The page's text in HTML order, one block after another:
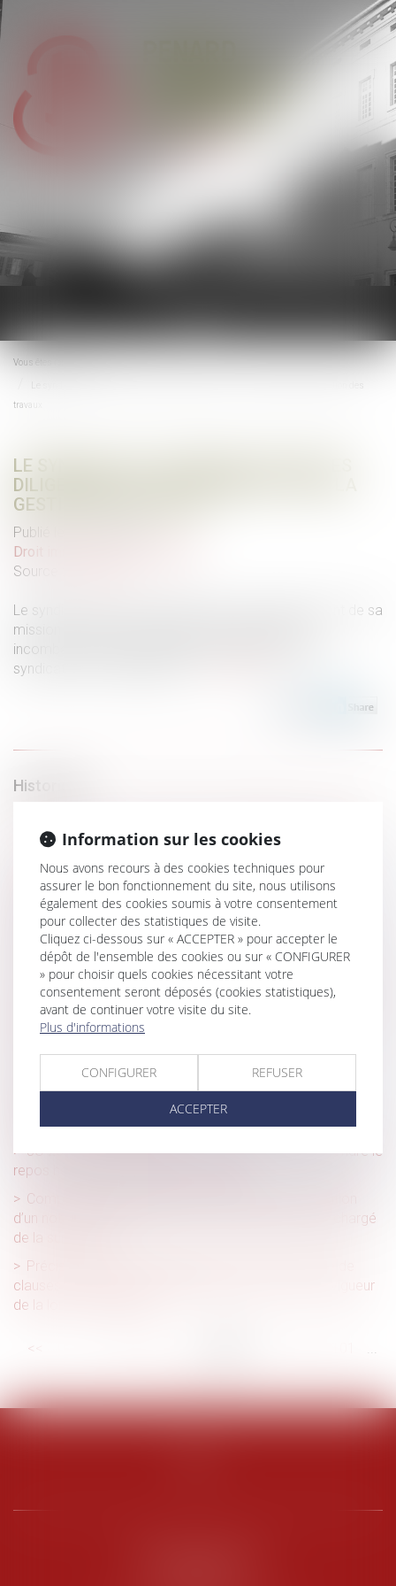
le
menu
Vous êtes ici :
travaux
LE SYNDIC DOIT ACCOMPLIR TOUTES LES
DILIGENCES QUI LUI INCOMBENT DANS LA
GESTION DES TRAVAUX
Publié le :
Droit immobilier
Source :
Le syndic commet une faute dans l’accomplissement de sa
mission lorsqu’il n’accomplit pas les diligences lui
incombant dans la gestion des travaux votés par le
syndicat des copropriétaires...
Historique
Le syndic doit accomplir toutes les diligences qui lui
incombent dans la gestion des travaux
Non-retour illicite d’enfant : quelle juridiction est
compétente ?
Santé -Quelles sont les précautions à prendre au travail
en cas de grand froid ?
Rappel de paiement d’heures supplémentaires et énième
rappel concernant la charge de la preuve
Le taux de la cotisation AGS sera porté à 0,20 % au
1er janvier 2024
Négociations commerciales entre fournisseurs et
distributeurs : du nouveau
JO 2024 : certaines entreprises vont pouvoir suspendre le
repos hebdomadaire de leurs salariés
Complexité des opérations de partage et désignation
d’un notaire : le juge doit en plus commettre un juge chargé
de la surveillance
Précisions sur la recevabilité des actions en nullité de
clauses contractuelles introduites après l’entrée en vigueur
de la loi du 18 juin 2014
<< ...
> >>
Information sur les cookies
Nous avons recours à des cookies techniques pour
assurer le bon fonctionnement du site, nous utilisons
également des cookies soumis à votre consentement
pour collecter des statistiques de visite.
Cliquez ci-dessous sur « ACCEPTER » pour accepter le
dépôt de l'ensemble des cookies ou sur « CONFIGURER
» pour choisir quels cookies nécessitant votre
consentement seront déposés (cookies statistiques),
avant de continuer votre visite du site.
Plus d'informations
CONFIGURER REFUSER
ACCEPTER